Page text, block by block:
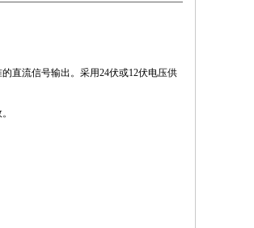
直流信号输出。采用24伏或12伏电压供